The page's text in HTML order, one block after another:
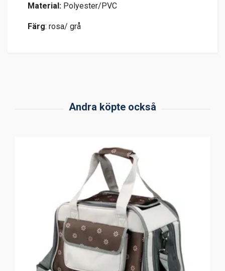
Material: Polyester/PVC
Färg: rosa/ grå